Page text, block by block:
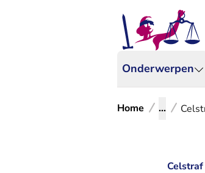
Onderwerpen
Home ...